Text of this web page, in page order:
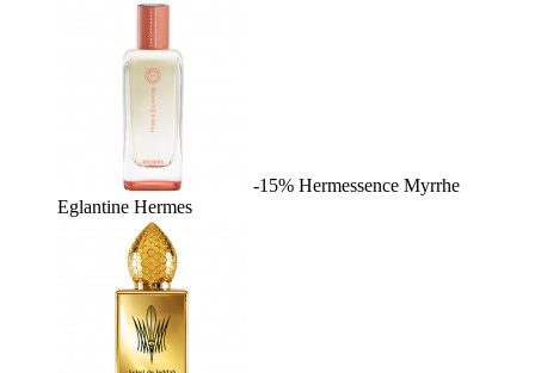
-15% Hermessence Myrrhe
Eglantine Hermes